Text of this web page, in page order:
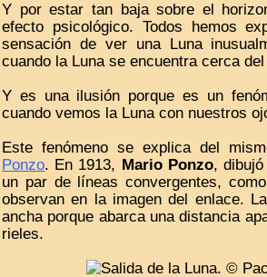
Y por estar tan baja sobre el
efecto psicológico. Todos hemos
sensación de ver una Luna
cuando la Luna se encuentra cerca
Y es una ilusión porque es un
cuando vemos la Luna con nuestros
Este fenómeno se explica del
Ponzo. En 1913, Mario Ponzo,
un par de líneas convergentes,
observan en la imagen del enlace.
ancha porque abarca una distancia
rieles.